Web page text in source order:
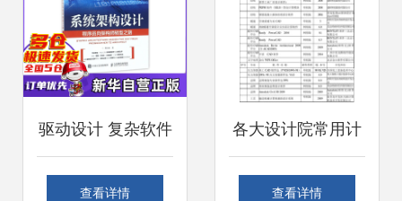
驱动设计 复杂软件
项目开发与Crystal
查看详情
各大设计院常用计
算机应用软件清单
查看详情